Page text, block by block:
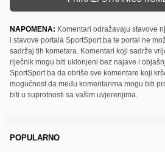
NAPOMENA: Komentari odražavaju stavove
i stavove portala SportSport.ba te portal ne
sadržaj tih kometara. Komentari koji sadrže
riječnik mogu biti uklonjeni bez najave i
SportSport.ba da obriše sve komentare koji
mogućnost da među komentarima mogu biti
biti u suprotnosti sa vašim uvjerenjima.
POPULARNO